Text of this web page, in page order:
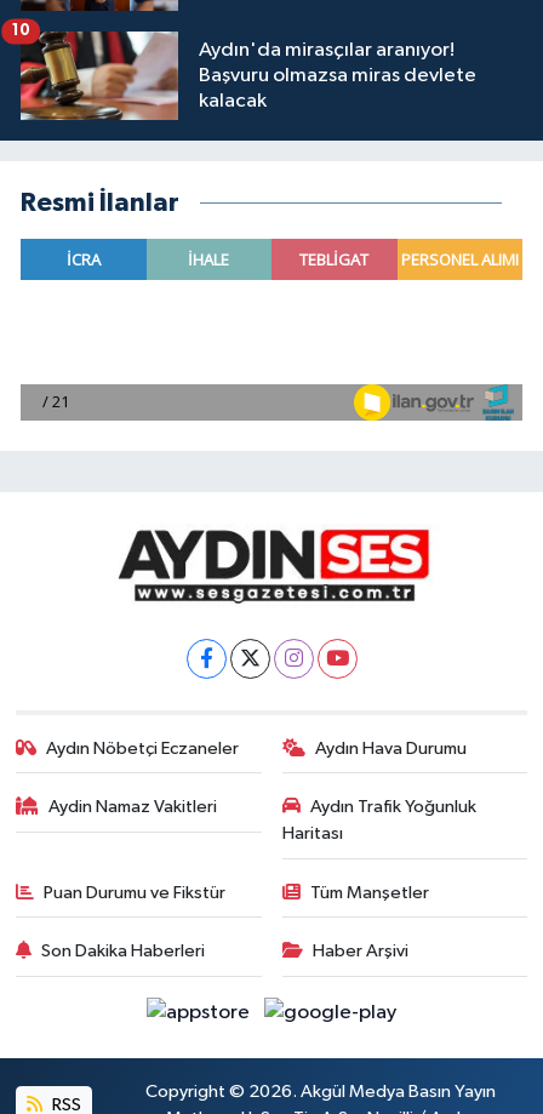
Aydın'da mirasçılar aranıyor!
Başvuru olmazsa miras devlete
kalacak
10
Resmi İlanlar
Aydın Nöbetçi Eczaneler Aydın Hava Durumu
Aydin Namaz Vakitleri
Aydın Trafik Yoğunluk
Haritası
Puan Durumu ve Fikstür Tüm Manşetler
Son Dakika Haberleri Haber Arşivi
RSS
Copyright © 2026. Akgül Medya Basın Yayın